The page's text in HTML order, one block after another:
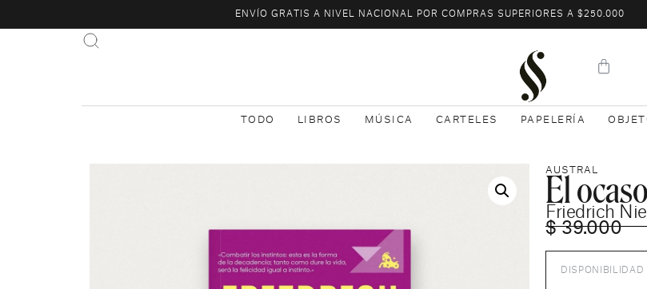
ENVÍO GRATIS A NIVEL NACIONAL POR COMPRAS SUPERIORES A $250.000
TODO LIBROS MÚSICA CARTELES PAPELERÍA
AUSTRAL
El
Friedrich
$39.000
DISPONIBILIDAD